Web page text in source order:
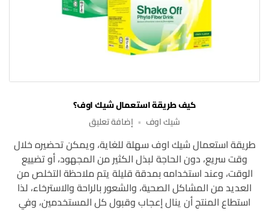
كيف طريقة استعمال شيك اوف؟
شيك اوف
إضافة تعليقعلى
طريقة
استعمال
شيك
اوف؟
طريقة استعمال شيك اوف سهلة للغاية، ويمكن تحضيره خلال
وقت سريع، دون الحاجة لبذل الكثير من المجهود، أو تضييع
الوقت، وعند استخدامه بمدقة قليلة يتم ملاحظة التخلص من
العديد من المشاكل الصحية، والشعور بالراحة والاسترخاء، لذا
استطاع المنتج أن ينال إعجاب وقبول كل المستخدمين، وفي